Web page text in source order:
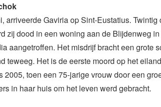
arriveerde Gaviria op Sint-Eustatius. Twintig
zij dood in een woning aan de Blijdenweg in
aangetroffen. Het misdrijf bracht een grote
teweeg. Het is de eerste moord op het
2005, toen een 75-jarige vrouw door een
in haar huis om het leven werd gebracht.